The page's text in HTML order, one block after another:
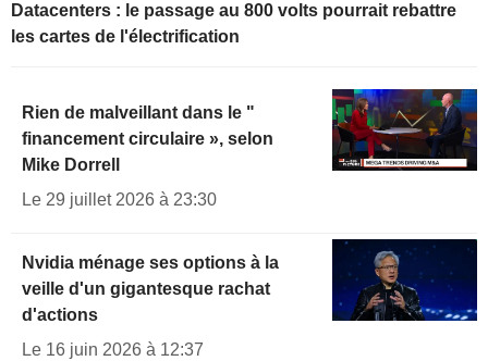
Datacenters : le passage au 800 volts pourrait rebattre
les cartes de l'électrification
Rien de malveillant dans le "
financement circulaire », selon
Mike Dorrell
Le 29 juillet 2026 à 23:30
Nvidia ménage ses options à la
veille d'un gigantesque rachat
d'actions
Le 16 juin 2026 à 12:37